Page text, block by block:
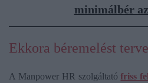
minimálbér
Ekkora béremelést
A Manpower HR szolgáltatófriss